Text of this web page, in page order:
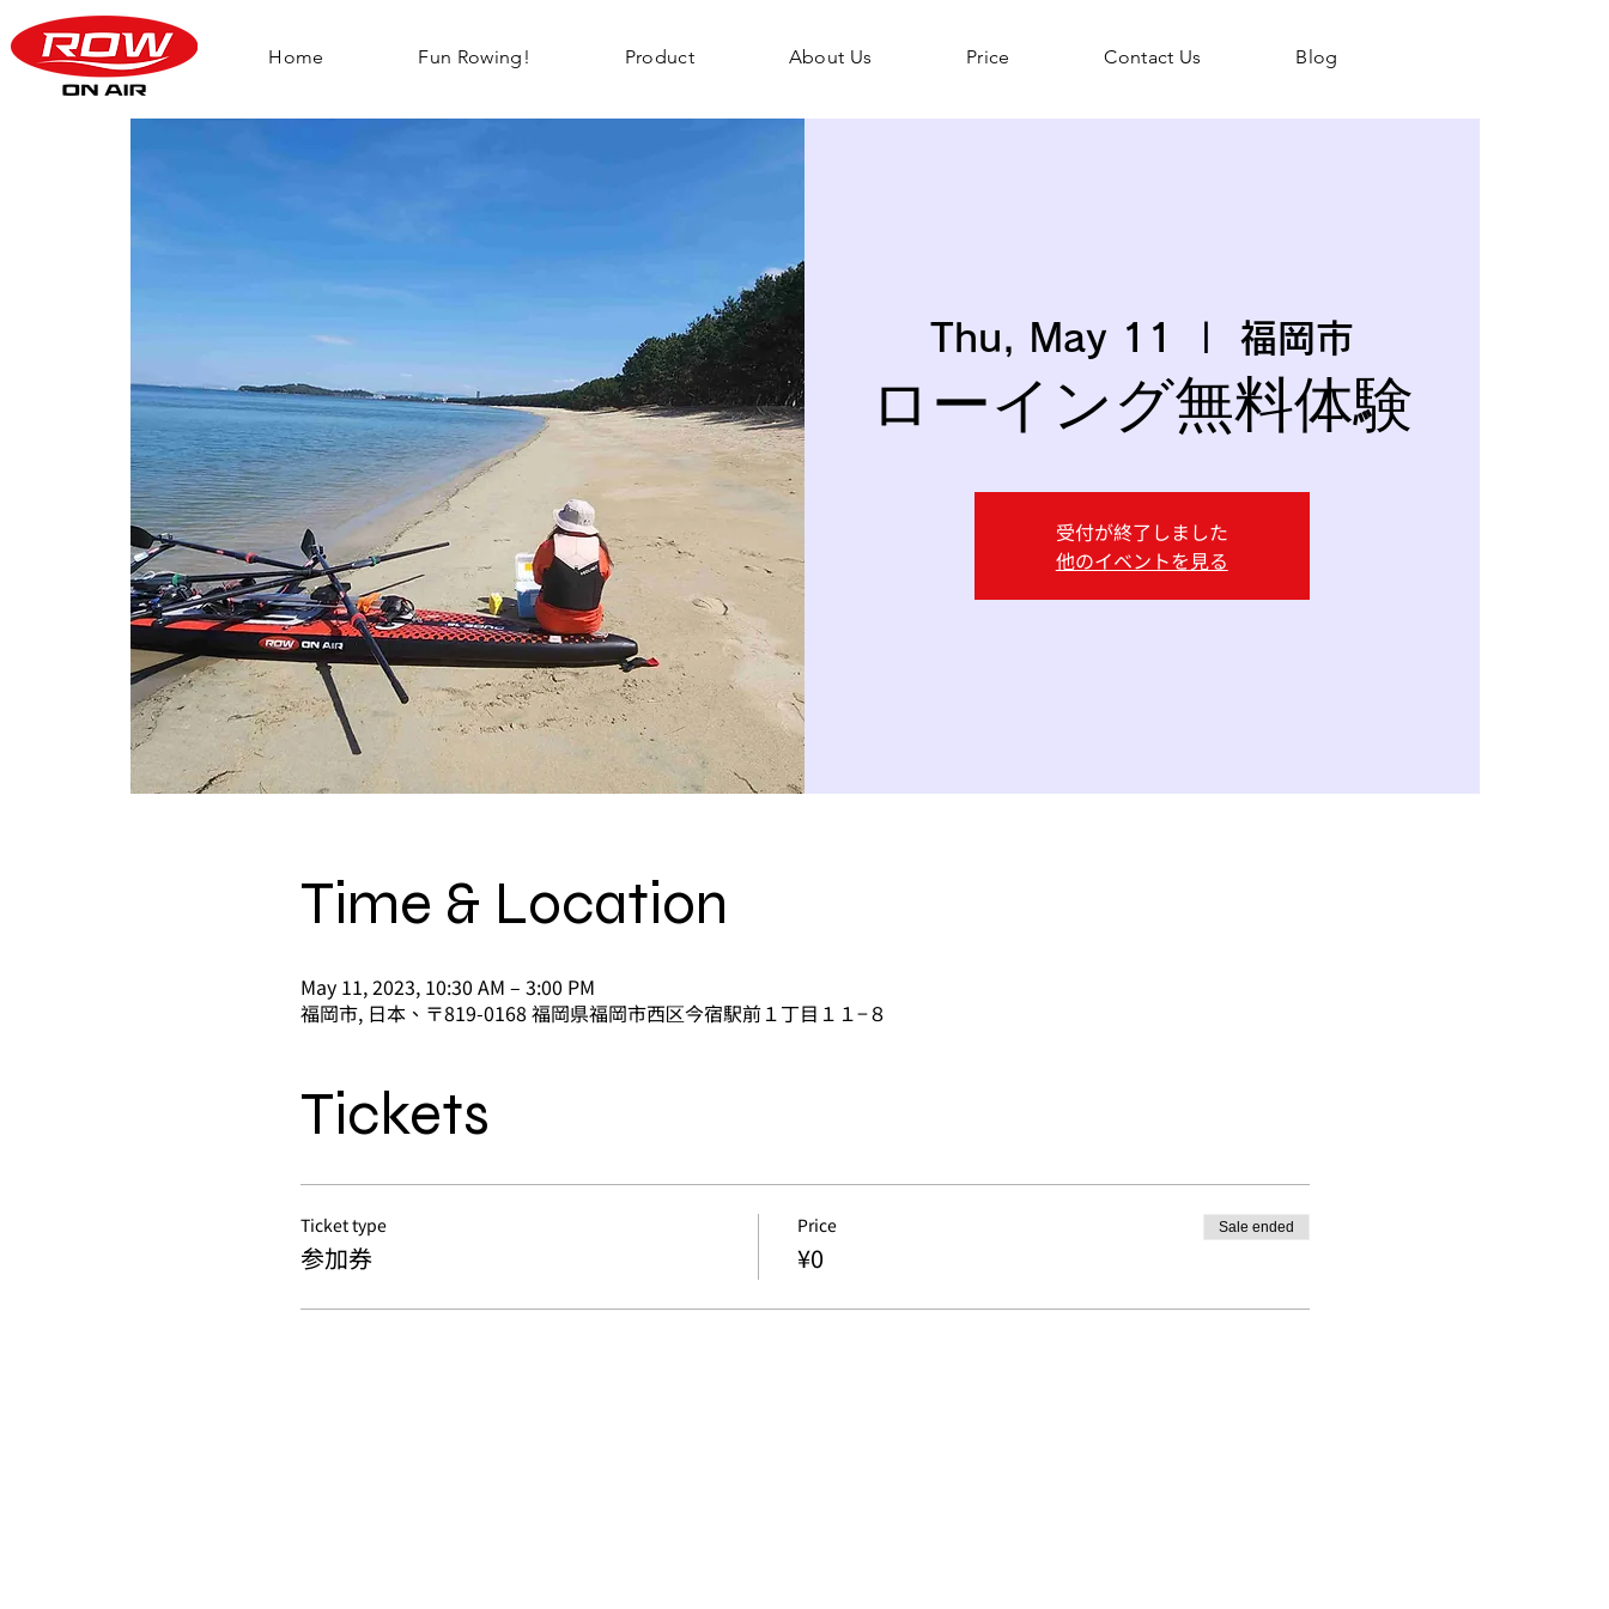
Home Fun Rowing! Product About Us Price Contact Us Blog
Thu, May 11 福岡市
ローイング無料体験
受付が終了しました
他のイベントを見る
Time & Location
May 11, 2023, 10:30 AM – 3:00 PM
福岡市, 日本、〒819-0168 福岡県福岡市西区今宿駅前１丁目１１−８
Tickets
Ticket type
参加券
Price
¥0
Sale ended